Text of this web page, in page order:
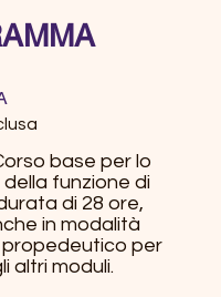
base per lo
funzione di
di 28 ore,
in modalità
propedeutico per
altri moduli.